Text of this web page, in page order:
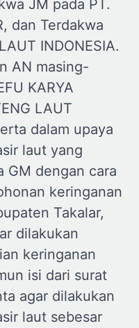
JM pada PT.
dan Terdakwa
INDONESIA.
AN masing-
KARYA
LAUT
dalam upaya
laut yang
GM dengan cara
keringanan
Takalar,
dilakukan
keringanan
isi dari surat
agar dilakukan
laut sebesar